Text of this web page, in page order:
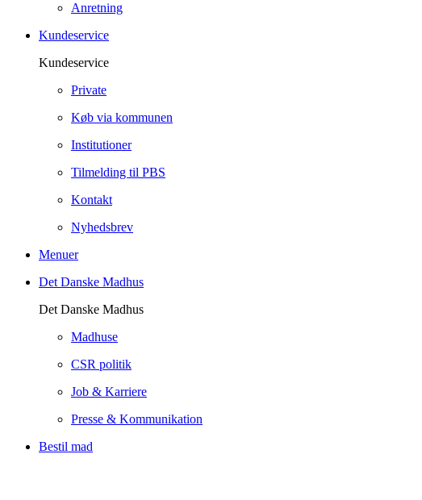
Anretning
Kundeservice
Kundeservice
Private
Køb via kommunen
Institutioner
Tilmelding til PBS
Kontakt
Nyhedsbrev
Menuer
Det Danske Madhus
Det Danske Madhus
Madhuse
CSR politik
Job & Karriere
Presse & Kommunikation
Bestil mad